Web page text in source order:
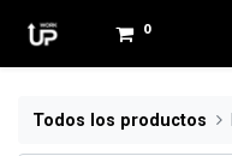
0
Todos los productos